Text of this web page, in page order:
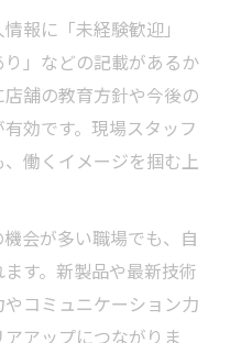
報に「未経験歓迎」
り」などの記載があるか
舗の教育方針や今後の
効です。現場スタッフ
働くイメージを掴む上
会が多い職場でも、自
す。新製品や最新技術
コミュニケーション力
アップにつながりま